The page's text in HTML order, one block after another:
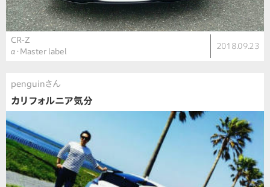
CR-Z
α・Master label
2018.09.23
penguinさん
カリフォルニア気分